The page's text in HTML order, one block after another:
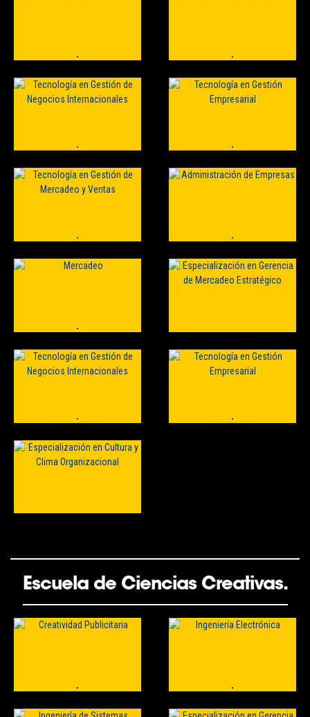
Escuela de Ciencias Creativas.